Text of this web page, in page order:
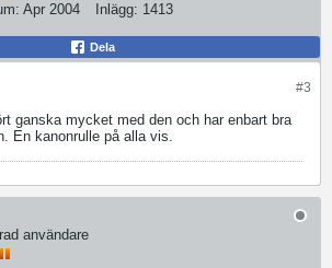
Apr 2004 Inlägg: 1413
Dela
#3
ganska mycket med den och har enbart bra
En kanonrulle på alla vis.
användare